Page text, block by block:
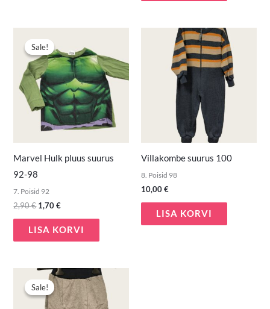
Sale!
Sale!
Marvel Hulk pluus suurus
92-98
7. Poisid 92
2,90€
hind
oli:
2,90 €.
1,70€
on:
1,70 €.
LISA KORVI
Villakombe suurus 100
8. Poisid 98
10,00€
LISA KORVI
Sale!
Sale!
Algne
hind
oli:
5,50 €.
Praegune
hind
on:
3,00 €.